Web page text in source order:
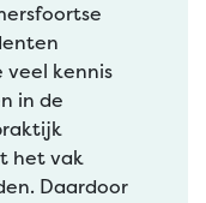
veel kennis
in de
het vak
Daardoor